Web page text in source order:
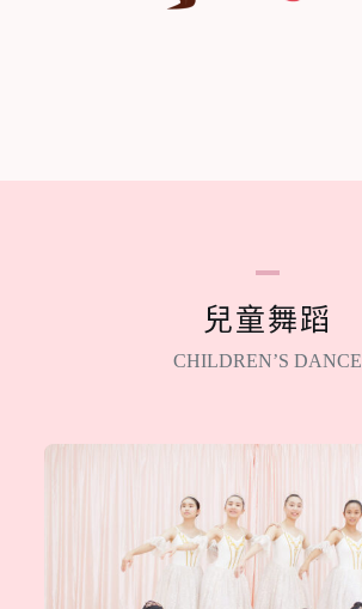
兒童舞蹈
CHILDREN’S DANCE